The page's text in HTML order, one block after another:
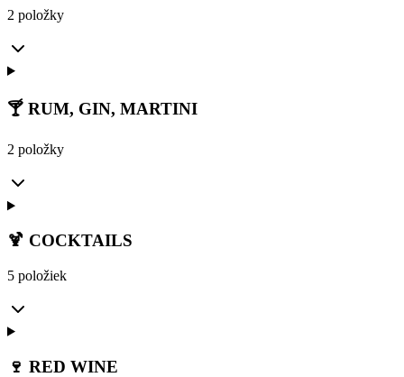
2 položky
🍸 RUM, GIN, MARTINI
2 položky
🍹 COCKTAILS
5 položiek
🍷 RED WINE